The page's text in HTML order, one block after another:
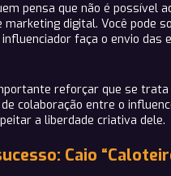
pensa que não é possível
digital. Você pode
influenciador faça o envio das
reforçar que se
colaboração entre o
a liberdade criativa dele.
Caio